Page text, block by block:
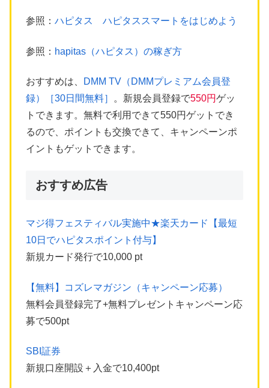
参照： ハピタス ハピタススマートをはじめよう
参照： hapitas（ハピタス）の稼ぎ方
おすすめは、
DMM TV（DMMプレミアム会員登
録）［30日間無料］
。新規会員登録で550円ゲッ
トできます。無料で利用できて550円ゲットでき
るので、ポイントも交換できて、キャンペーンポ
イントもゲットできます。
おすすめ広告
マジ得フェスティバル実施中★楽天カード【最短
10日でハピタスポイント付与】
新規カード発行で10,000 pt
【無料】コズレマガジン（キャンペーン応募）
無料会員登録完了+無料プレゼントキャンペーン応
募で500pt
SBI証券
新規口座開設＋入金で10,400pt